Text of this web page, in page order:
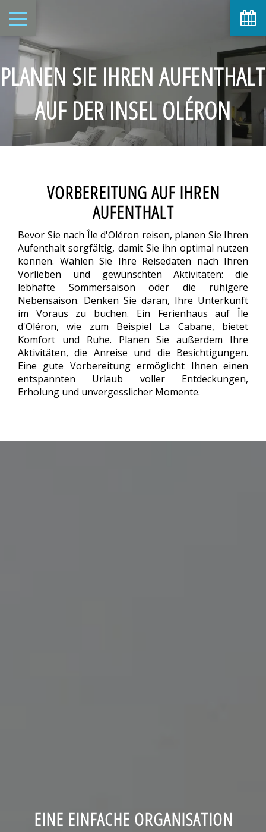
PLANEN SIE IHREN AUFENTHALT
AUF DER INSEL OLÉRON
VORBEREITUNG AUF IHREN
AUFENTHALT
Bevor Sie nach Île d'Oléron reisen, planen Sie Ihren
Aufenthalt sorgfältig, damit Sie ihn optimal nutzen
können. Wählen Sie Ihre Reisedaten nach Ihren
Vorlieben und gewünschten Aktivitäten: die
lebhafte Sommersaison oder die ruhigere
Nebensaison. Denken Sie daran, Ihre Unterkunft
im Voraus zu buchen. Ein Ferienhaus auf Île
d'Oléron, wie zum Beispiel La Cabane, bietet
Komfort und Ruhe. Planen Sie außerdem Ihre
Aktivitäten, die Anreise und die Besichtigungen.
Eine gute Vorbereitung ermöglicht Ihnen einen
entspannten Urlaub voller Entdeckungen,
Erholung und unvergesslicher Momente.
EINE EINFACHE ORGANISATION